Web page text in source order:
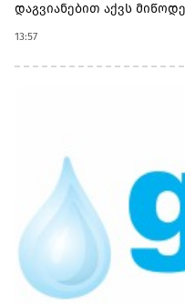
დაგვიანებით აქვს
გემოეწერა და ჯამში 6
არის წარმოდგენილი.
ლარი) ძირითადად აქვს
13:57